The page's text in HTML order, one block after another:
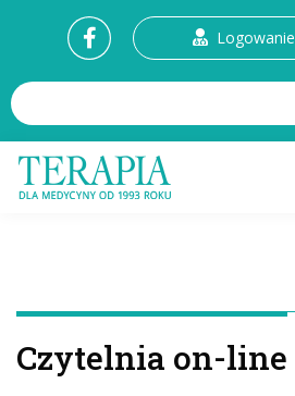
Logowanie
Czytelnia on-line